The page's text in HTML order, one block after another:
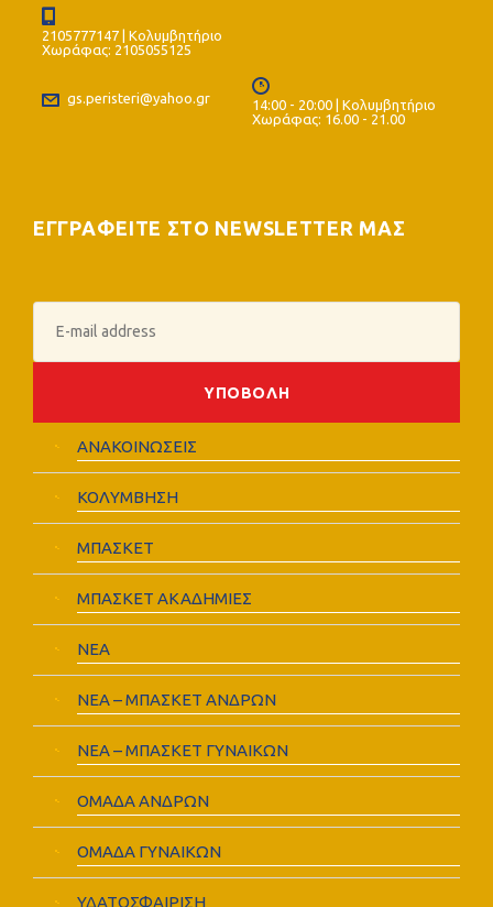
2105777147 | Κολυμβητήριο
Χωράφας: 2105055125
gs.peristeri@yahoo.gr
14:00 - 20:00 | Κολυμβητήριο
Χωράφας: 16.00 - 21.00
ΕΓΓΡΑΦΕΙΤΕ ΣΤΟ NEWSLETTER ΜΑΣ
ΑΝΑΚΟΙΝΩΣΕΙΣ
ΚΟΛΥΜΒΗΣΗ
ΜΠΑΣΚΕΤ
ΜΠΑΣΚΕΤ ΑΚΑΔΗΜΙΕΣ
ΝΕΑ
ΝΕΑ – ΜΠΑΣΚΕΤ ΑΝΔΡΩΝ
ΝΕΑ – ΜΠΑΣΚΕΤ ΓΥΝΑΙΚΩΝ
ΟΜΑΔΑ ΑΝΔΡΩΝ
ΟΜΑΔΑ ΓΥΝΑΙΚΩΝ
ΥΔΑΤΟΣΦΑΙΡΙΣΗ